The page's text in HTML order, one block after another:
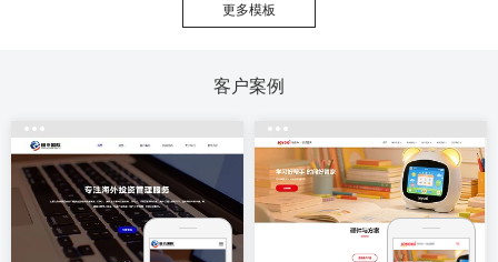
更多模板
客户案例